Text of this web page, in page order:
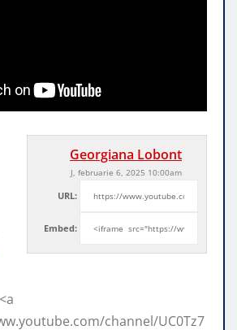
Georgiana Lobont
J, februarie 6, 2025 10:00am
URL:
Embed:
channel/UC0Tz7